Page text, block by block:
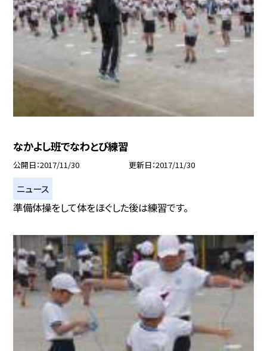
なかよし班でなわとび練習
公開日 2017/11/30 更新日 2017/11/30
ニュース
準備体操をして体をほぐした後は練習です。